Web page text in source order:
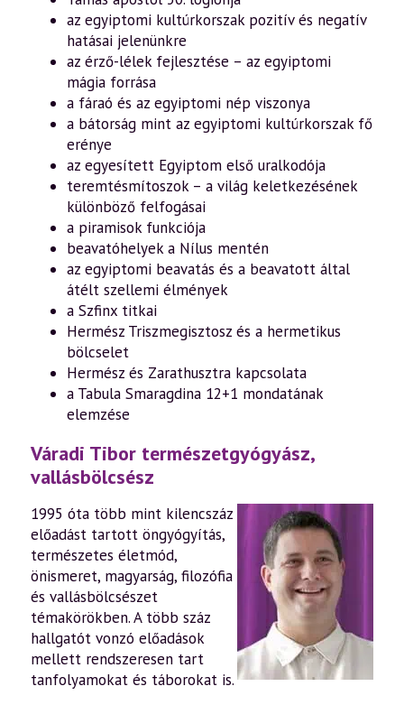
az egyiptomi kultúrkorszak pozitív és negatív
hatásai jelenünkre
az érző-lélek fejlesztése – az egyiptomi
mágia forrása
a fáraó és az egyiptomi nép viszonya
a bátorság mint az egyiptomi kultúrkorszak fő
erénye
az egyesített Egyiptom első uralkodója
teremtésmítoszok – a világ keletkezésének
különböző felfogásai
a piramisok funkciója
beavatóhelyek a Nílus mentén
az egyiptomi beavatás és a beavatott által
átélt szellemi élmények
a Szfinx titkai
Hermész Triszmegisztosz és a hermetikus
bölcselet
Hermész és Zarathusztra kapcsolata
a Tabula Smaragdina 12+1 mondatának
elemzése
Váradi Tibor természetgyógyász,
vallásbölcsész
1995 óta több mint kilencszáz
előadást tartott öngyógyítás,
természetes életmód,
önismeret, magyarság, filozófia
és vallásbölcsészet
témakörökben. A több száz
hallgatót vonzó előadások
mellett rendszeresen tart
tanfolyamokat és táborokat is.